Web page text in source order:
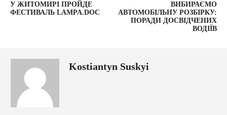
У ЖИТОМИРІ ПРОЙДЕ
ФЕСТИВАЛЬ LAMPA.DOC
ВИБИРАЄМО
АВТОМОБІЛЬНУ РОЗБІРКУ:
ПОРАДИ ДОСВІДЧЕНИХ
ВОДІЇВ
Kostiantyn Suskyi